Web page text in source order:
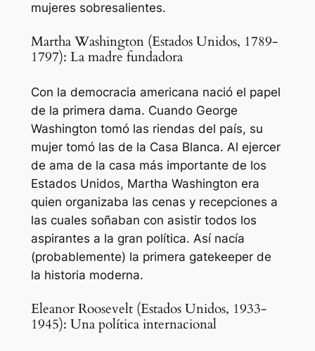
mujeres sobresalientes.
Martha Washington (Estados Unidos, 1789-
1797): La madre fundadora
Con la democracia americana nació el papel
de la primera dama. Cuando George
Washington tomó las riendas del país, su
mujer tomó las de la Casa Blanca. Al ejercer
de ama de la casa más importante de los
Estados Unidos, Martha Washington era
quien organizaba las cenas y recepciones a
las cuales soñaban con asistir todos los
aspirantes a la gran política. Así nacía
(probablemente) la primera gatekeeper de
la historia moderna.
Eleanor Roosevelt (Estados Unidos, 1933-
1945): Una política internacional